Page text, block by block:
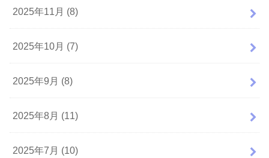
2025年11月 (8)
2025年10月 (7)
2025年9月 (8)
2025年8月 (11)
2025年7月 (10)